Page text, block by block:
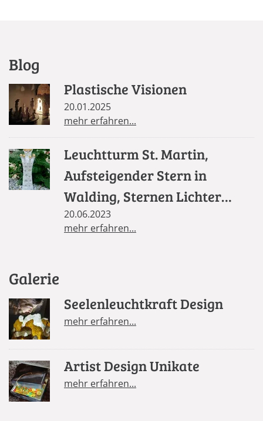
Blog
Plastische Visionen
20.01.2025
mehr erfahren...
Leuchtturm St. Martin,
Aufsteigender Stern in
Walding, Sternen Lichter
Säule in St. Florian
20.06.2023
mehr erfahren...
Galerie
Seelenleuchtkraft Design
mehr erfahren...
Artist Design Unikate
mehr erfahren...